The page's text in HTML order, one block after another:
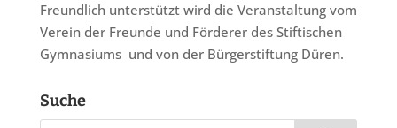
Freundlich unterstützt wird die Veranstaltung vom
Verein der Freunde und Förderer des Stiftischen
Gymnasiums und von der Bürgerstiftung Düren.
Suche